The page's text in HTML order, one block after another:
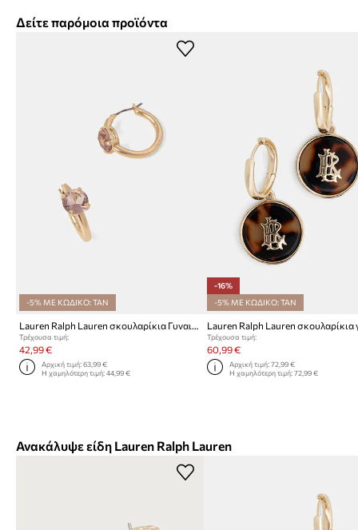
Δείτε παρόμοια προϊόντα
-5% ΜΕ ΚΩΔΙΚΟ: TAN
Lauren Ralph Lauren σκουλαρίκια Γυναικεία μεταλλικά
Τρέχουσα τιμή:
42,99 €
Αρχική τιμή:63,99 €
Η χαμηλότερη τιμή:44,99 €
-16%
-5% ΜΕ ΚΩΔΙΚΟ: TAN
Τρέχουσα τιμή:
60,99 €
Αρχική τιμή: 72,99 €
Η χαμηλότερη τιμή: 72,99 €
Ανακάλυψε είδη Lauren Ralph Lauren